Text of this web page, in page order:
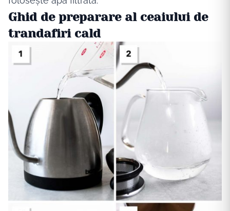
Ghid de preparare al ceaiului de
trandafiri cald